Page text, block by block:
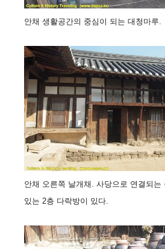
안채 생활공간의 중심이 되는 대청마루.
안채 오른쪽 날개채. 사당으로 연결되는
있는 2층 다락방이 있다.